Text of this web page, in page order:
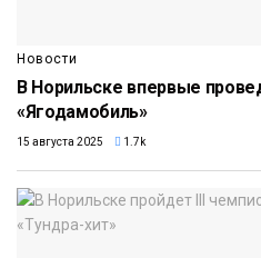
Новости
В Норильске впервые
«Ягодамобиль»
15 августа 2025 1.7k